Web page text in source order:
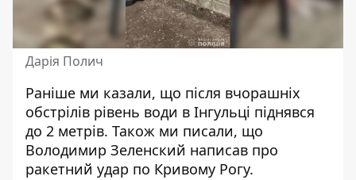
Дарія Полич
Раніше ми казали, що після вчорашніх
обстрілів рівень води в Інгульці піднявся
до 2 метрів. Також ми писали, що
Володимир Зеленский написав про
ракетний удар по Кривому Рогу.